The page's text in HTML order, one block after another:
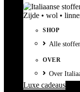
Zijde • wol •
SHOP
Alle
OVER
Over
Luxe cadeaus